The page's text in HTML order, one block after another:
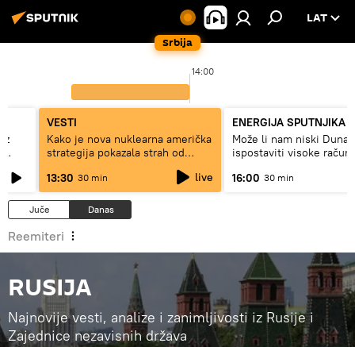
Srbija
LAT
14:00
VESTI
Kako je nova nuklearna američka
strategija pokazala strah od
13:30 30 min live
ENERGIJA SPUTNJIKA
Može li nam niski Dunav
ispostaviti visoke
16:00 30 min
Juče Danas
Reemiteri
RUSIJA
Najnovije vesti, analize i zanimljivosti iz Rusije i
Zajednice nezavisnih država